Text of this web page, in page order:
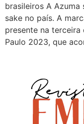
brasileiros A
sake no país. A
presente na terceira
Paulo 2023, que